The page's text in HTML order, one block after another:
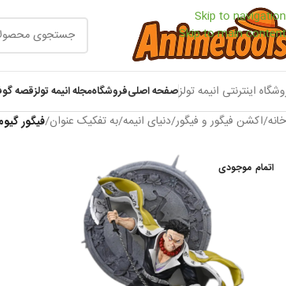
Skip to navigation
Skip to main content
اینترنتی انیمه تولزصفحه اصلیفروشگاهمجله انیمه تولزقصه گو
خانه/اکشن فیگور و فیگور/دنیای انیمه/به تفکیک عنوان/فیگور
اتمام موجودی